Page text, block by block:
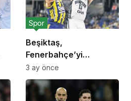
Beşiktaş,
Fenerbahçe’yi
Deplasmanda Yendi!
Spor
3 ay önce